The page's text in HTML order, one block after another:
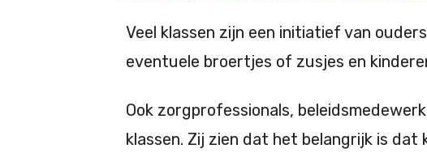
Veel klassen zijn een initiatief van
eventuele broertjes of zusjes en
Ook zorgprofessionals,
klassen. Zij zien dat het belangrijk is dat